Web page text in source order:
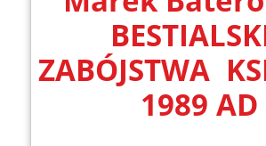
ZABÓJSTWA
1989 AD